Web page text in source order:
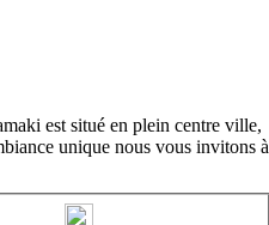
est situé en plein centre ville,
unique nous vous invitons à